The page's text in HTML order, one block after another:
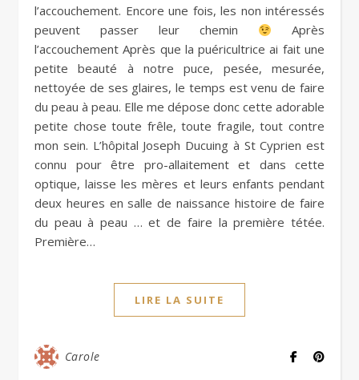
l’accouchement. Encore une fois, les non intéressés
peuvent passer leur chemin
Après
l’accouchement Après que la puéricultrice ai fait une
petite beauté à notre puce, pesée, mesurée,
nettoyée de ses glaires, le temps est venu de faire
du peau à peau. Elle me dépose donc cette adorable
petite chose toute frêle, toute fragile, tout contre
mon sein. L’hôpital Joseph Ducuing à St Cyprien est
connu pour être pro-allaitement et dans cette
optique, laisse les mères et leurs enfants pendant
deux heures en salle de naissance histoire de faire
du peau à peau … et de faire la première tétée.
Première…
LIRE LA SUITE
Carole